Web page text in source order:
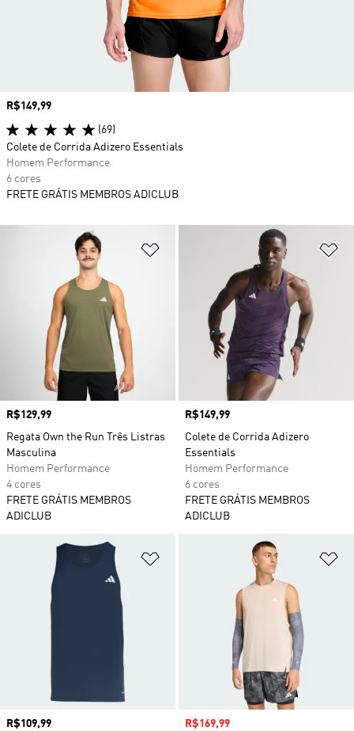
Adicionar à Lista de Desejos
Preço
R$129,99
Regata Own the Run Três Listras
Masculina
Homem Performance
4 cores
FRETE GRÁTIS MEMBROS
ADICLUB
Preço
R$149,99
Colete de Corrida Adizero
Essentials
Homem Performance
6 cores
FRETE GRÁTIS MEMBROS
ADICLUB
Adicionar à Lista de Desejos
Preço
R$109,99
Preço com desconto
R$169,99
Preço
R$149,99
(69)
Colete de Corrida Adizero Essentials
Homem Performance
6 cores
FRETE GRÁTIS MEMBROS ADICLUB